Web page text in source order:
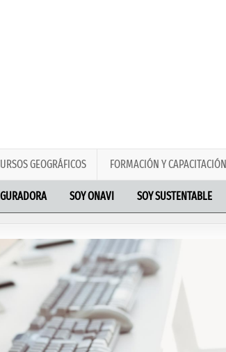
GEOGRÁFICOS FORMACIÓN Y CAPACITACIÓN
SOY ONAVI SOY SUSTENTABLE